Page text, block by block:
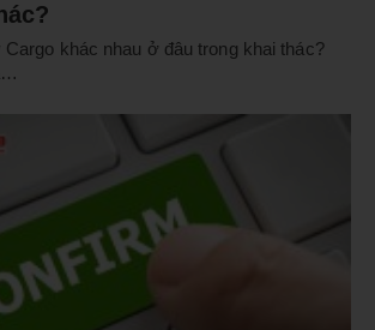
Cargo khác nhau ở đâu trong khai thác?